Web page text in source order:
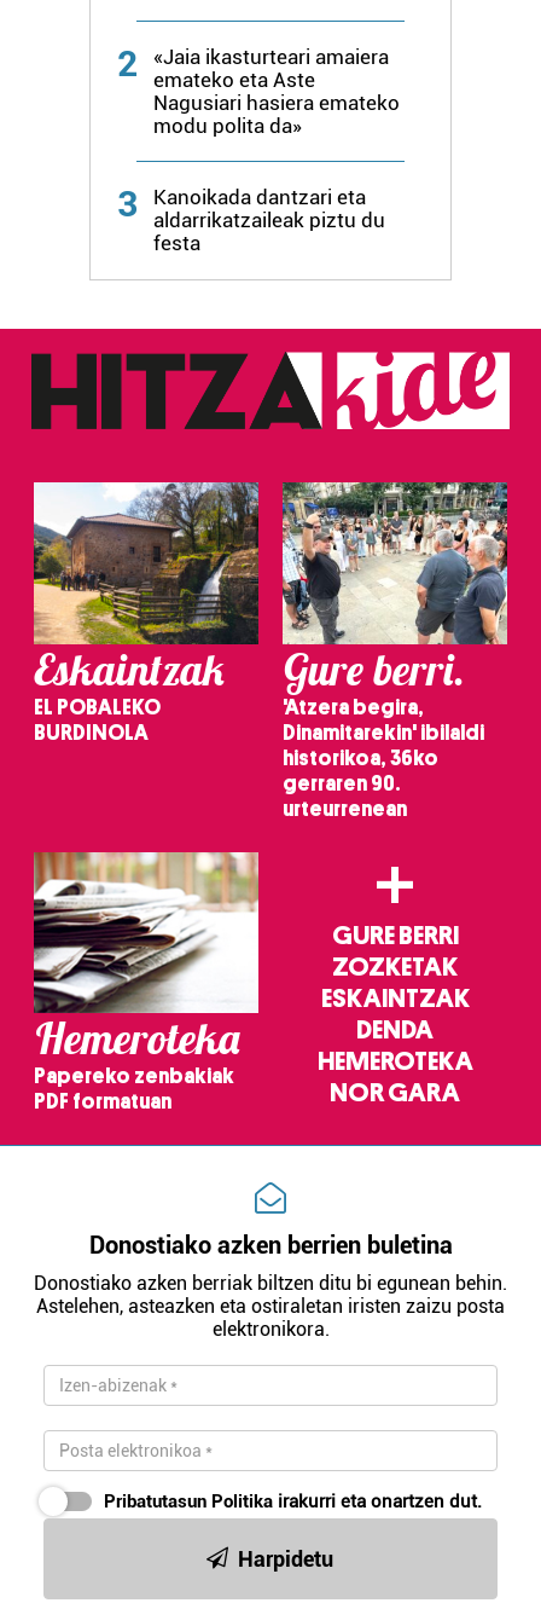
2
«Jaia ikasturteari amaiera
emateko eta Aste
Nagusiari hasiera emateko
modu polita da»
3
Kanoikada dantzari eta
aldarrikatzaileak piztu du
festa
Eskaintzak
EL POBALEKO
BURDINOLA
Gure berri.
'Atzera begira,
Dinamitarekin' ibilaldi
historikoa, 36ko
gerraren 90.
urteurrenean
Hemeroteka
Papereko zenbakiak
PDF formatuan
+
GURE BERRI
ZOZKETAK
ESKAINTZAK
DENDA
HEMEROTEKA
NOR GARA
Donostiako azken berrien buletina
Donostiako azken berriak biltzen ditu bi egunean behin.
Astelehen, asteazken eta ostiraletan iristen zaizu posta
elektronikora.
Pribatutasun Politika irakurri eta onartzen dut.
Harpidetu